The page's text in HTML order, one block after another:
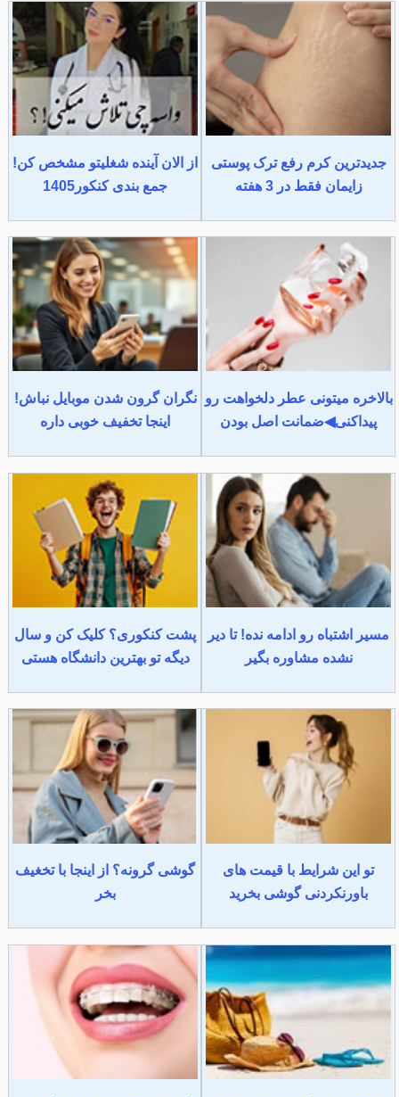
جدیدترین کرم رفع ترک پوستی
زایمان فقط در 3 هفته
از الان آینده شغلیتو مشخص کن!
جمع بندی کنکور1405
بالاخره میتونی عطر دلخواهت رو
پیداکنی◀ضمانت اصل بودن
نگران گرون شدن موبایل نباش!
اینجا تخفیف خوبی داره
مسیر اشتباه رو ادامه نده! تا دیر
نشده مشاوره بگیر
پشت کنکوری؟ کلیک کن و سال
دیگه تو بهترین دانشگاه هستی
تو این شرایط با قیمت های
باورنکردنی گوشی بخرید
گوشی گرونه؟ از اینجا با تخغیف
بخر